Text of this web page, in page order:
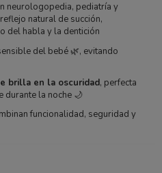
neurologopedia, pediatría y
natural de succión,
del habla y la dentición
del bebé 🌿, evitando
brilla en la oscuridad, perfecta
durante la noche 🌙
funcionalidad, seguridad y